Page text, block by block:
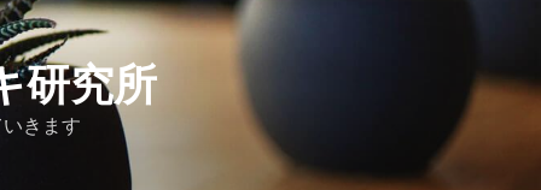
研究所
きます